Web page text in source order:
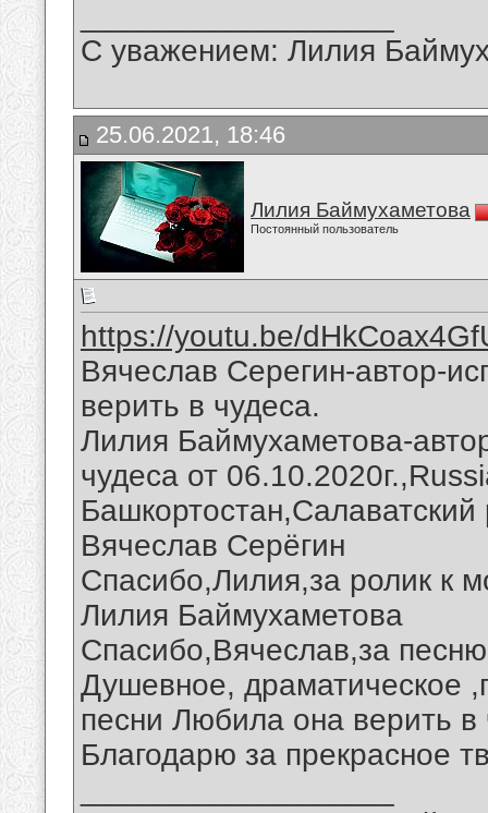
С уважением: Лилия
25.06.2021, 18:46
Лилия Баймухаметова
Постоянный пользователь
https://youtu.be/
Вячеслав Серегин-автор-
верить в чудеса.
Лилия Баймухаметова-
чудеса от
Вячеслав Серёгин
Спасибо,Лилия,за ролик к
Лилия Баймухаметова
Спасибо,Вячеслав,за
Душевное, драматическое
песни Любила она верить
Благодарю за прекрасное